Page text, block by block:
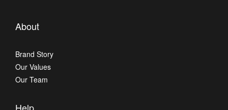
About
Brand Story
Our Values
Our Team